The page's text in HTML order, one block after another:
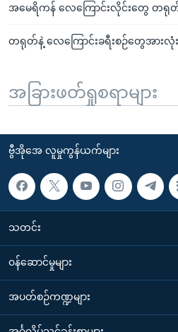
အမေရိကန် လေကြောင်းလိုင်းတွေ တရုတ်
တရုတ်နဲ့ လေကြောင်းခရီးစဉ်တွေအားလုံ
အခြားဖတ်ရှုစရာများ
ဗွီအိုအေ လူမှုကွန်ယက်များ
သတင်း
၀န်ဆောင်မှုများ
အပတ်စဉ်ကဏ္ဍများ